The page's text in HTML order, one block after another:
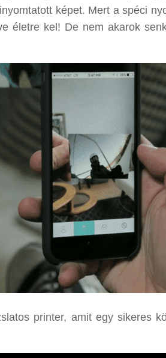
képet. Mert a spéci
életre kel! De nem akarok
printer, amit egy sikeres